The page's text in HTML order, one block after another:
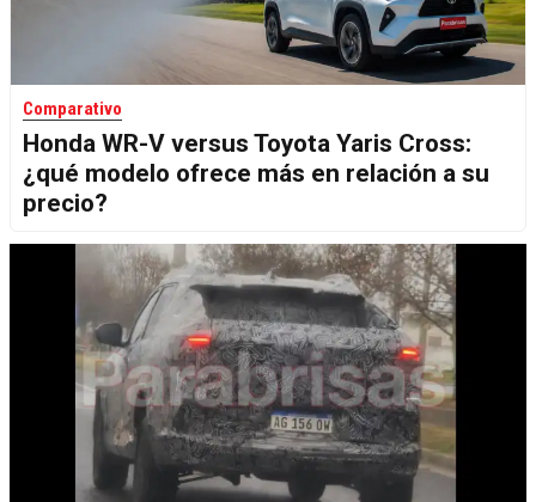
Comparativo
Honda WR-V versus Toyota Yaris Cross:
¿qué modelo ofrece más en relación a su
precio?